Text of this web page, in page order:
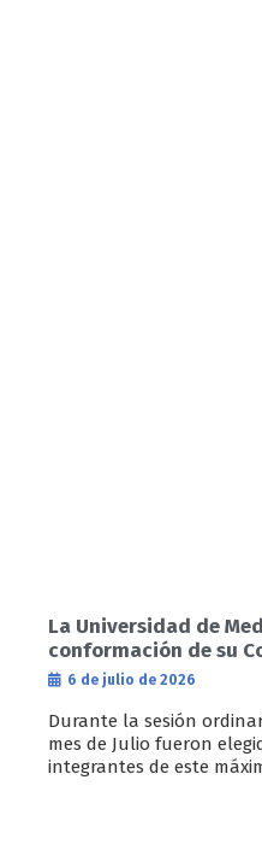
La Universidad de
conformación de su
6 de julio de 2026
Durante la sesión
mes de Julio fueron
integrantes de este